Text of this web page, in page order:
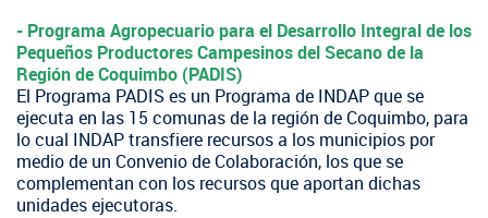
​- Programa Agropecuario para el Desarrollo Integral de los
Pequeños Productores Campesinos del Secano de la
Región de Coquimbo (PADIS)
El Programa PADIS es un Programa de INDAP que se
ejecuta en las 15 comunas de la región de Coquimbo, para
lo cual INDAP transfiere recursos a los municipios por
medio de un Convenio de Colaboración, los que se
complementan con los recursos que aportan dichas
unidades ejecutoras.